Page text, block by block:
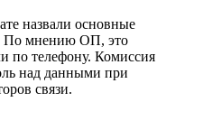
назвали основные
По мнению ОП, это
по телефону. Комиссия
над данными при
связи.